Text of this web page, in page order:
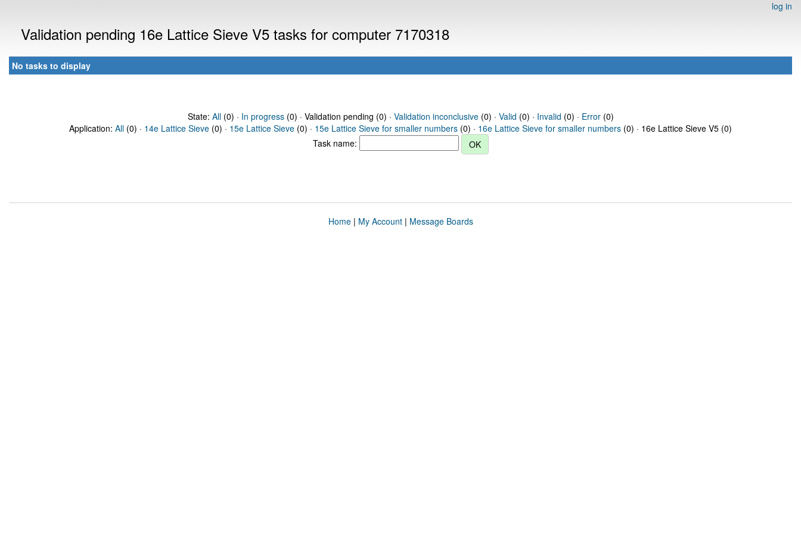
log in
Validation pending 16e Lattice Sieve V5 tasks for computer 7170318
No tasks to display
State: All(0) · In progress(0) · Validation pending (0) · Validation inconclusive(0) · Valid (0) · Invalid (0) · Error(0)
Application: All (0) · 14e Lattice Sieve (0) · 15e Lattice Sieve (0) · 15e Lattice Sieve for smaller numbers (0) · 16e Lattice Sieve for smaller numbers (0) · 16e Lattice Sieve V5 (0)
Task name:
Home| My Account| Message Boards